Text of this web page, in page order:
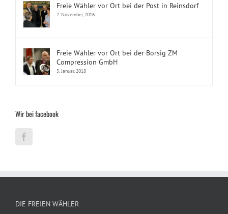
Freie Wähler vor Ort bei der Post in Reinsdorf
2. November, 2016
Freie Wähler vor Ort bei der Borsig ZM
Compression GmbH
5. Januar, 2018
Wir bei facebook
DIE FREIEN WÄHLER